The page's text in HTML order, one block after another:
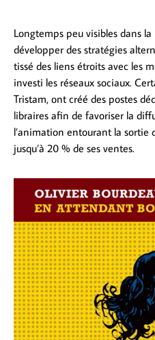
Longtemps peu visibles dans
développer des stratégies
tissé des liens étroits avec les
investi les réseaux sociaux.
Tristam, ont créé des postes
libraires afin de favoriser la
l’animation entourant la sortie
jusqu’à 20 % de ses ventes.